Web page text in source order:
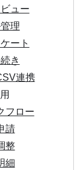
ュー
理
ート
き
連携
フロー
請
整
細